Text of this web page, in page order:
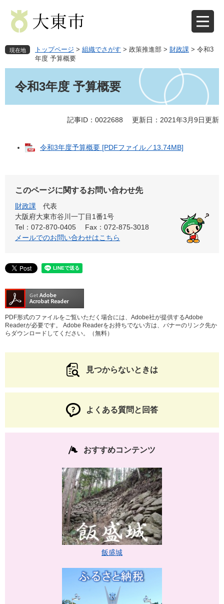
先
で
を
ば
現在地 トップページ > 組織でさがす > 政策推進部 > 財政課 > 令和3
年度 予算概要
令和3年度 予算概要
記事ID：0022688 更新日：2021年3月9日更新
令和3年度予算概要 [PDFファイル／13.74MB]
このページに関するお問い合わせ先
財政課
代表
大阪府大東市谷川一丁目1番1号
Tel：072-870-0405
Fax：072-875-3018
メールでのお問い合わせはこちら
PDF形式のファイルをご覧いただく場合には、Adobe社が提供するAdobe
Readerが必要です。
Adobe Readerをお持ちでない方は、バナーのリンク先か
らダウンロードしてください。（無料）
見つからないときは
よくある質問と回答
おすすめコンテンツ
飯盛城